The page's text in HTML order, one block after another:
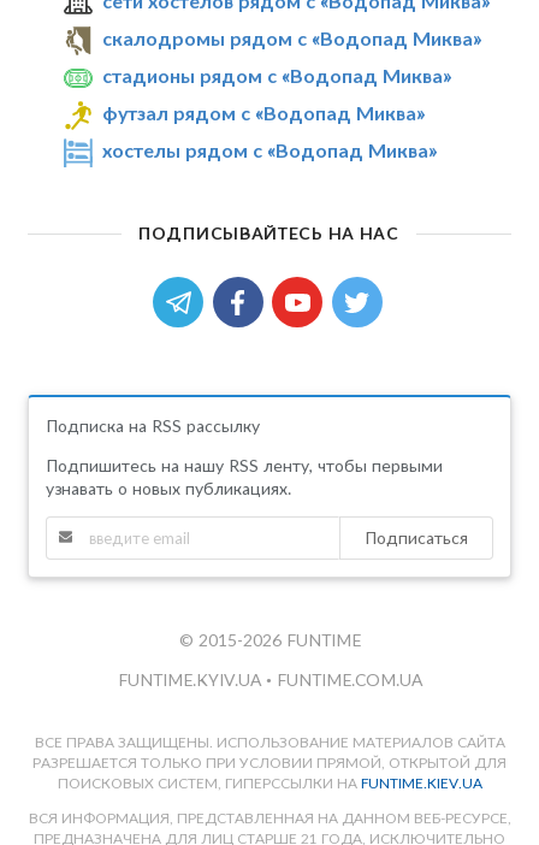
скалодромы рядом с «Водопад Миква»
стадионы рядом с «Водопад Миква»
футзал рядом с «Водопад Миква»
хостелы рядом с «Водопад Миква»
ПОДПИСЫВАЙТЕСЬ НА НАС
Подписка на RSS рассылку
Подпишитесь на нашу RSS ленту, чтобы первыми
узнавать о новых публикациях.
Подписаться
© 2015-2026 FUNTIME
FUNTIME.KYIV.UA • FUNTIME.COM.UA
ВСЕ ПРАВА ЗАЩИЩЕНЫ. ИСПОЛЬЗОВАНИЕ МАТЕРИАЛОВ САЙТА
РАЗРЕШАЕТСЯ ТОЛЬКО ПРИ УСЛОВИИ ПРЯМОЙ, ОТКРЫТОЙ ДЛЯ
ПОИСКОВЫХ СИСТЕМ, ГИПЕРССЫЛКИ НА FUNTIME.KIEV.UA
ВСЯ ИНФОРМАЦИЯ, ПРЕДСТАВЛЕННАЯ НА ДАННОМ ВЕБ-РЕСУРСЕ,
ПРЕДНАЗНАЧЕНА ДЛЯ ЛИЦ СТАРШЕ 21 ГОДА, ИСКЛЮЧИТЕЛЬНО